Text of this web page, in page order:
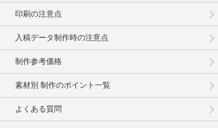
印刷の注意点
入稿データ制作時の注意点
制作参考価格
素材別 制作のポイント一覧
よくある質問